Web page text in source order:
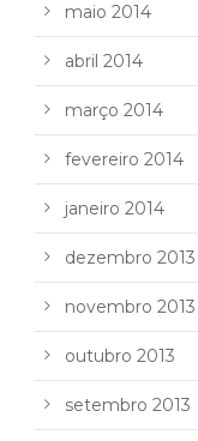
maio 2014
abril 2014
março 2014
fevereiro 2014
janeiro 2014
dezembro 2013
novembro 2013
outubro 2013
setembro 2013